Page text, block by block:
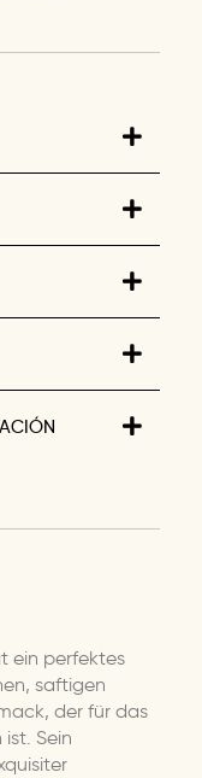
ein perfektes
saftigen
der für das
Sein